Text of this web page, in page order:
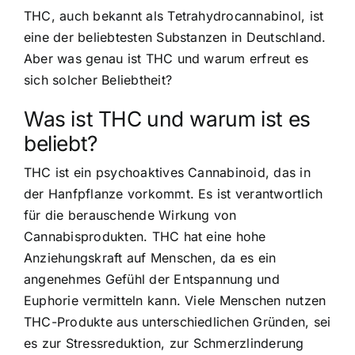
THC, auch bekannt als Tetrahydrocannabinol, ist
eine der beliebtesten Substanzen in Deutschland.
Aber was genau ist THC und warum erfreut es
sich solcher Beliebtheit?
Was ist THC und warum ist es
beliebt?
THC ist ein psychoaktives Cannabinoid, das in
der Hanfpflanze vorkommt. Es ist verantwortlich
für die berauschende Wirkung von
Cannabisprodukten. THC hat eine hohe
Anziehungskraft auf Menschen, da es ein
angenehmes Gefühl der Entspannung und
Euphorie vermitteln kann. Viele Menschen nutzen
THC-Produkte aus unterschiedlichen Gründen, sei
es zur Stressreduktion, zur Schmerzlinderung